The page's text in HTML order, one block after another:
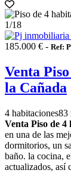
1/18
185.000 € - Ref:
Venta
la Cañada
4 habitaciones83
Venta Piso de
en una de las
dormitorios, un
baño. la cocina,
actualizados, así